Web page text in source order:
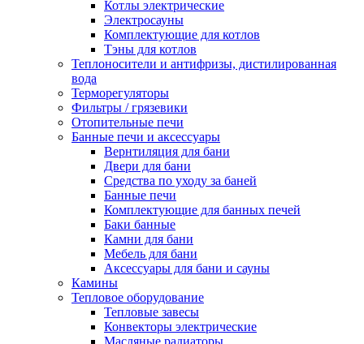
Котлы электрические
Электросауны
Комплектующие для котлов
Тэны для котлов
Теплоносители и антифризы, дистилированная
вода
Терморегуляторы
Фильтры / грязевики
Отопительные печи
Банные печи и аксессуары
Вернтиляция для бани
Двери для бани
Средства по уходу за баней
Банные печи
Комплектующие для банных печей
Баки банные
Камни для бани
Мебель для бани
Аксессуары для бани и сауны
Камины
Тепловое оборудование
Тепловые завесы
Конвекторы электрические
Масляные радиаторы